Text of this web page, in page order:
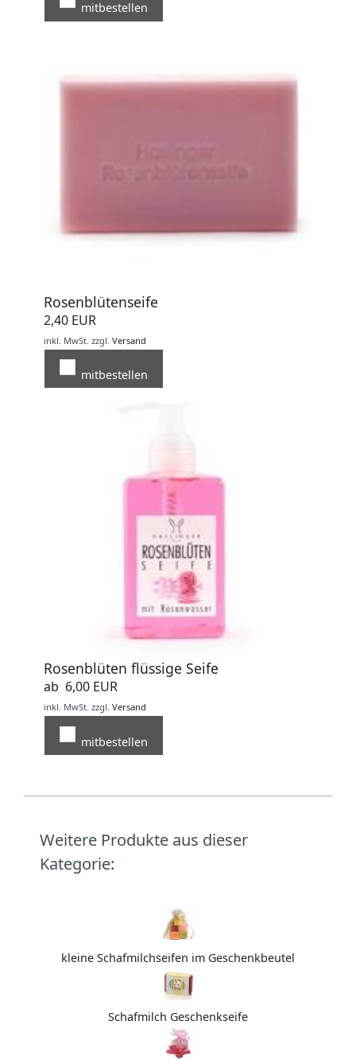
mitbestellen
Rosenblütenseife
2,40 EUR
inkl. MwSt. zzgl. Versand
mitbestellen
Rosenblüten flüssige Seife
ab 6,00 EUR
inkl. MwSt. zzgl. Versand
mitbestellen
Weitere Produkte aus dieser
Kategorie:
kleine Schafmilchseifen im Geschenkbeutel
Schafmilch Geschenkseife